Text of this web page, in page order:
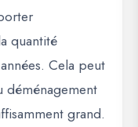
quantité
Cela peut
grand.